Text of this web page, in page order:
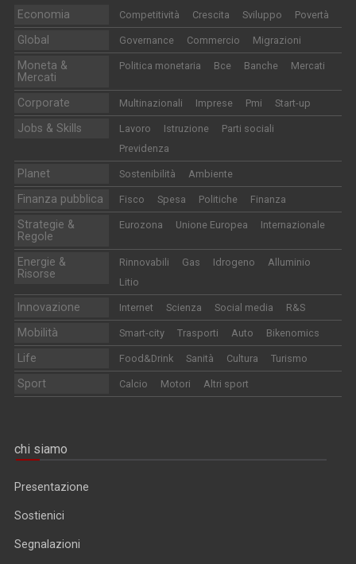
Economia Competitività Crescita Sviluppo Povertà
Global Governance Commercio Migrazioni
Moneta &
Mercati
Politica monetaria Bce Banche Mercati
Corporate Multinazionali Imprese Pmi Start-up
Jobs & Skills Lavoro Istruzione
Parti sociali
Previdenza
Planet Sostenibilità Ambiente
Finanza pubblica Fisco Spesa Politiche Finanza
Strategie &
Regole
Eurozona Unione Europea Internazionale
Energie &
Risorse
Rinnovabili Gas Idrogeno
Alluminio
Litio
Innovazione Internet Scienza Social media R&S
Mobilità Smart-city Trasporti Auto Bikenomics
Life Food&Drink Sanità Cultura Turismo
Sport Calcio Motori Altri sport
chi siamo
Presentazione
Sostienici
Segnalazioni